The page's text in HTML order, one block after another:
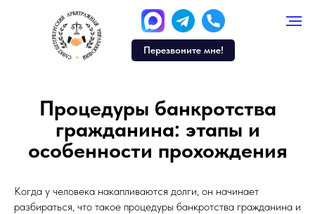
Перезвоните мне!
Процедуры банкротства
гражданина: этапы и
особенности прохождения
Когда у человека накапливаются долги, он начинает
разбираться, что такое процедуры банкротства гражданина и